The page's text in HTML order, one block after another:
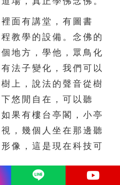
有講堂，有圖書
教學的設備。念佛的
地方，學他，眾鳥化
法子變化，我們可以
上，說法的聲音從樹
悠閒自在，可以聽
果有樓台亭閣，小亭
，幾個人坐在那邊聽
像，這是現在科技可
課程，所以說各個